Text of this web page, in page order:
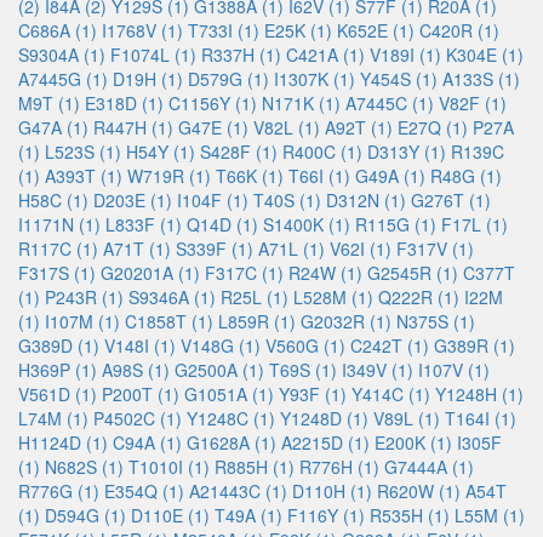
(2) I84A (2) Y129S (1) G1388A (1) I62V (1) S77F (1) R20A (1)
C686A (1) I1768V (1) T733I (1) E25K (1) K652E (1) C420R (1)
S9304A (1) F1074L (1) R337H (1) C421A (1) V189I (1) K304E (1)
A7445G (1) D19H (1) D579G (1) I1307K (1) Y454S (1) A133S (1)
M9T (1) E318D (1) C1156Y (1) N171K (1) A7445C (1) V82F (1)
G47A (1) R447H (1) G47E (1) V82L (1) A92T (1) E27Q (1) P27A
(1) L523S (1) H54Y (1) S428F (1) R400C (1) D313Y (1) R139C
(1) A393T (1) W719R (1) T66K (1) T66I (1) G49A (1) R48G (1)
H58C (1) D203E (1) I104F (1) T40S (1) D312N (1) G276T (1)
I1171N (1) L833F (1) Q14D (1) S1400K (1) R115G (1) F17L (1)
R117C (1) A71T (1) S339F (1) A71L (1) V62I (1) F317V (1)
F317S (1) G20201A (1) F317C (1) R24W (1) G2545R (1) C377T
(1) P243R (1) S9346A (1) R25L (1) L528M (1) Q222R (1) I22M
(1) I107M (1) C1858T (1) L859R (1) G2032R (1) N375S (1)
G389D (1) V148I (1) V148G (1) V560G (1) C242T (1) G389R (1)
H369P (1) A98S (1) G2500A (1) T69S (1) I349V (1) I107V (1)
V561D (1) P200T (1) G1051A (1) Y93F (1) Y414C (1) Y1248H (1)
L74M (1) P4502C (1) Y1248C (1) Y1248D (1) V89L (1) T164I (1)
H1124D (1) C94A (1) G1628A (1) A2215D (1) E200K (1) I305F
(1) N682S (1) T1010I (1) R885H (1) R776H (1) G7444A (1)
R776G (1) E354Q (1) A21443C (1) D110H (1) R620W (1) A54T
(1) D594G (1) D110E (1) T49A (1) F116Y (1) R535H (1) L55M (1)